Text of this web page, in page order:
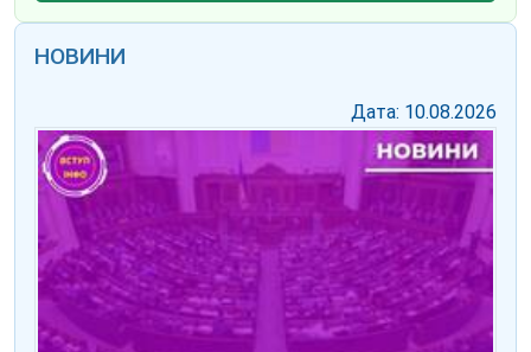
НОВИНИ
Дата: 10.08.2026